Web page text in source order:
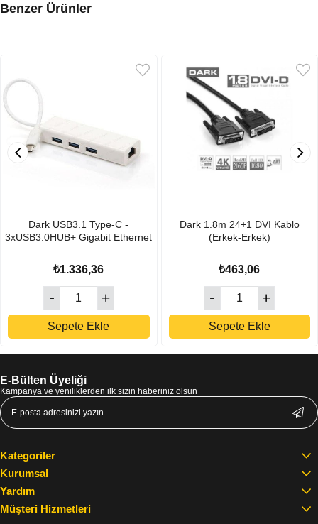
Benzer Ürünler
Dark USB3.1 Type-C -
3xUSB3.0HUB+ Gigabit Ethernet
₺1.336,36
Sepete Ekle
Dark 1.8m 24+1 DVI Kablo
(Erkek-Erkek)
₺463,06
Sepete Ekle
E-Bülten Üyeliği
Kampanya ve yeniliklerden ilk sizin haberiniz olsun
Kategoriler
Kurumsal
Yardım
Müşteri Hizmetleri